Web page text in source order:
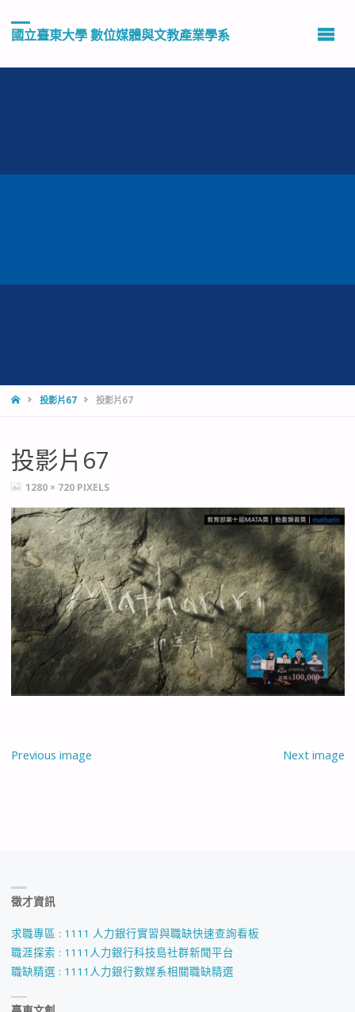
國立臺東大學 數位媒體與文教產業學系
HOME投影片67 投影片67
投影片67
FULL1280 × 720 PIXELS
Previous image Next image
徵才資訊
求職專區 : 1111 人力銀行實習與職缺快速查詢看板
職涯探索 : 1111人力銀行科技島社群新聞平台
職缺精選 : 1111人力銀行數媒系相關職缺精選